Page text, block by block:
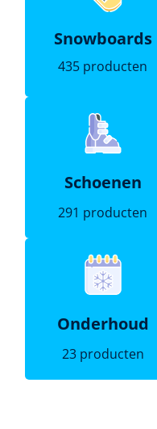
Snowboards
435 producten
Schoenen
291 producten
Onderhoud
23 producten